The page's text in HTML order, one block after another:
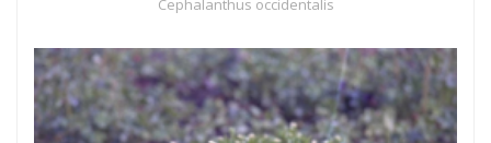
Cephalanthus occidentalis